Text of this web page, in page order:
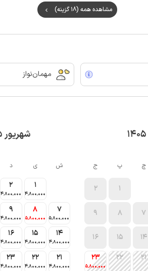
مشاهده همه (18 گزینه)
مهمان‌نواز
شهریور 1405
چ پ ج
1
2
7
8
9
14
15
16
21
22
23
5٬800٬000
ش ی د
1
4٬800٬000
2
4٬800٬000
7
5٬800٬000
8
5٬800٬000
9
4٬800٬000
14
4٬800٬000
15
4٬800٬000
16
4٬800٬000
21
4٬800٬000
22
4٬800٬000
23
4٬800٬000